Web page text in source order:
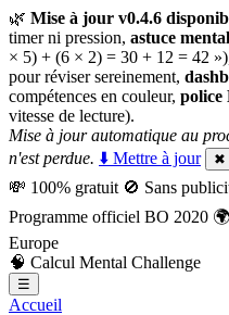
🌿 Mise à jour v0.4.6
timer ni pression, astuce
× 5) + (6 × 2) = 30 + 12 = 42
pour réviser sereinement,
compétences en couleur, police
vitesse de lecture).
Mise à jour automatique au
n'est perdue. ⬇️ Mettre à jour ✖
💸 100% gratuit 🚫 Sans
Programme officiel BO 2020 🌍
Europe
🧠 Calcul Mental Challenge
☰
Accueil